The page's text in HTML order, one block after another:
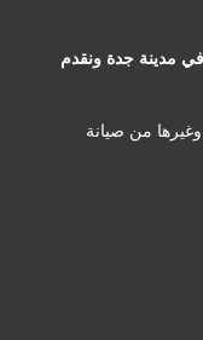
مدينة جدة ونقدم
من صيانة